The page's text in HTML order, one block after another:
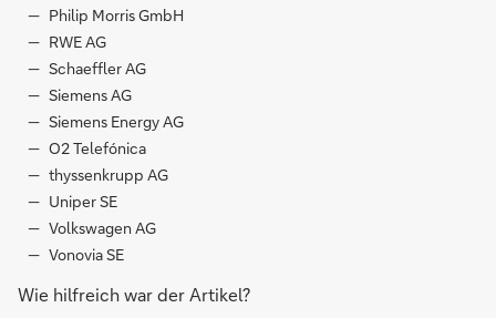
Philip Morris GmbH
RWE AG
Schaeffler AG
Siemens AG
Siemens Energy AG
O2 Telefónica
thyssenkrupp AG
Uniper SE
Volkswagen AG
Vonovia SE
Wie hilfreich war der Artikel?